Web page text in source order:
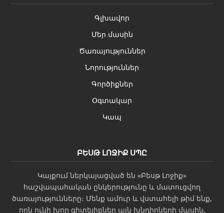
Գլխավոր
Մեր մասին
Ծառայություններ
Նորություններ
Գործիքներ
Օգտակար
Կապ
ԲԵՍԹ ԼՈՋԻՔ ՍՊԸ
Կայքում ներկայացված են «Բեսթ Լոջիք»
հաշվապահական ընկերությունը և մատուցվող
ծառայությունները։ Մենք ամուր և վստահելի թիմ ենք,
որն ունի խոր գիտելիքներ այն խնդիրների մասին,